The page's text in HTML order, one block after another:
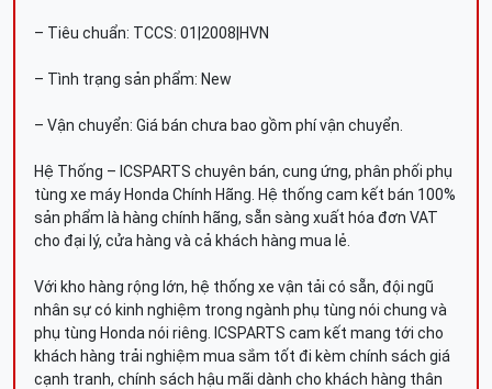
– Tiêu chuẩn: TCCS: 01|2008|HVN
– Tình trạng sản phẩm: New
– Vận chuyển: Giá bán chưa bao gồm phí vận chuyển.
Hệ Thống – ICSPARTS chuyên bán, cung ứng, phân phối phụ
tùng xe máy Honda Chính Hãng. Hệ thống cam kết bán 100%
sản phẩm là hàng chính hãng, sẵn sàng xuất hóa đơn VAT
cho đại lý, cửa hàng và cả khách hàng mua lẻ.
Với kho hàng rộng lớn, hệ thống xe vận tải có sẵn, đội ngũ
nhân sự có kinh nghiệm trong ngành phụ tùng nói chung và
phụ tùng Honda nói riêng. ICSPARTS cam kết mang tới cho
khách hàng trải nghiệm mua sắm tốt đi kèm chính sách giá
cạnh tranh, chính sách hậu mãi dành cho khách hàng thân